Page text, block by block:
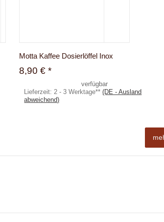
Motta Kaffee Dosierlöffel Inox
8,90 €*
verfügbar
Lieferzeit: 2 - 3 Werktage**(DE - Ausland
abweichend)